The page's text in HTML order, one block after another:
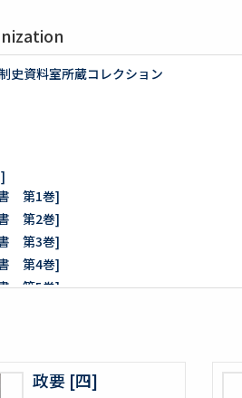
史資料室所蔵コレクション
第1巻]
第2巻]
第3巻]
第4巻]
第5巻]
／参鈷寺文書留 完
政要 [四]